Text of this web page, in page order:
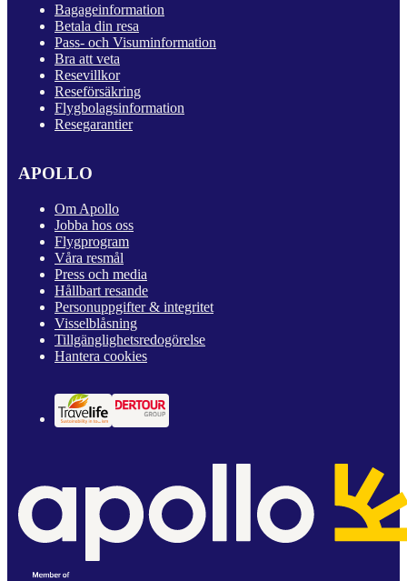
Bagageinformation
Betala din resa
Pass- och Visuminformation
Bra att veta
Resevillkor
Reseförsäkring
Flygbolagsinformation
Resegarantier
APOLLO
Om Apollo
Jobba hos oss
Flygprogram
Våra resmål
Press och media
Hållbart resande
Personuppgifter & integritet
Visselblåsning
Tillgänglighetsredogörelse
Hantera cookies